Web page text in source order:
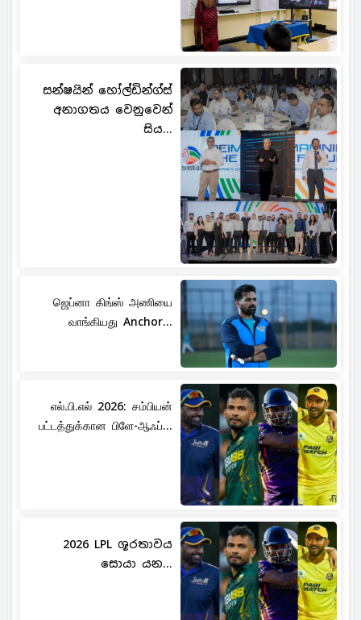
සන්ෂයින් හෝල්ඩින්ග්ස්
අනාගතය වෙනුවෙන්
සිය...
ஜெப்னா கிங்ஸ் அணியை
வாங்கியது Anchor...
எல்.பி.எல் 2026: சம்பியன்
பட்டத்துக்கான பிளே-ஆஃப்...
2026 LPL ශූරතාවය
සොයා යන...